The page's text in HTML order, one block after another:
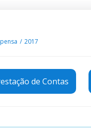
2017
de Contas